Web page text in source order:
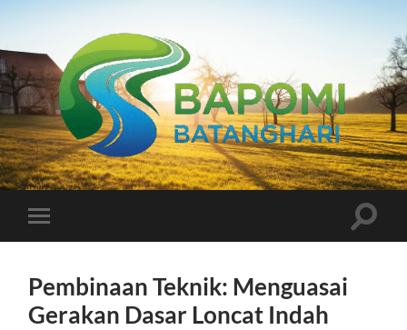
Bapomi
Batanghari
Toggle
mobile
Toggle
Pembinaan Teknik: Menguasai
Gerakan Dasar Loncat Indah